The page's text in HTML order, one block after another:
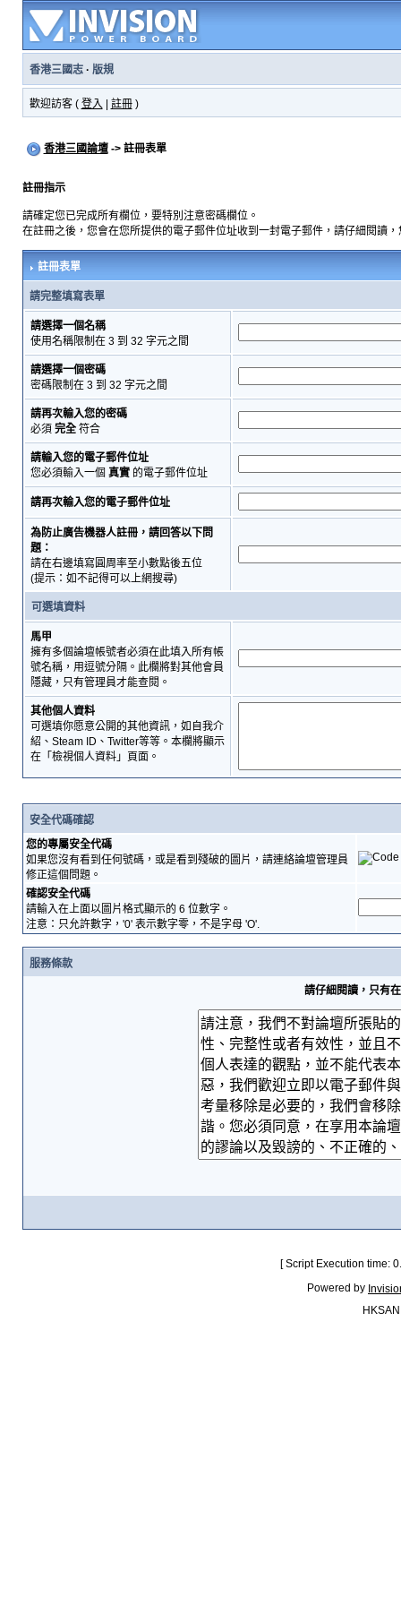
香港三國志· 版規
歡迎訪客 ( 登入 註冊)
香港三國論壇-> 註冊表單
註冊指示
請確定您已完成所有欄位，要特別注意密碼欄位。
在註冊之後，您會在您所提供的電子郵件位址收到一封電子郵件，請仔細閱讀
註冊表單
請完整填寫表單
請選擇一個名稱
使用名稱限制在 3 到 32 字元之間
請選擇一個密碼
密碼限制在 3 到 32 字元之間
請再次輸入您的密碼
必須 完全符合
請輸入您的電子郵件位址
您必須輸入一個 真實的電子郵件位址
請再次輸入您的電子郵件位址
為防止廣告機器人註冊，請回答以下問
題：
請在右邊填寫圓周率至小數點後五位
(提示：如不記得可以上網搜尋)
可選填資料
馬甲
擁有多個論壇帳號者必須在此填入所有帳
號名稱，用逗號分隔。此欄將對其他會員
隱藏，只有管理員才能查閱。
其他個人資料
可選填你愿意公開的其他資訊，如自我介
紹、Steam ID、Twitter等等。本欄將顯示
在「檢視個人資料」頁面。
安全代碼確認
您的專屬安全代碼
如果您沒有看到任何號碼，或是看到殘破的圖片，請連絡論壇管理員
修正這個問題。
確認安全代碼
請輸入在上面以圖片格式顯示的 6 位數字。
注意：只允許數字，'0' 表示數字零，不是字母 'O'.
服務條款
請仔細閱讀，只有
[ Script Execution time:
Powered by